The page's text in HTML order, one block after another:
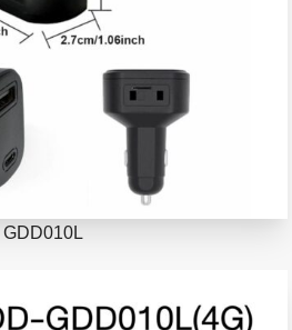
GDD010L